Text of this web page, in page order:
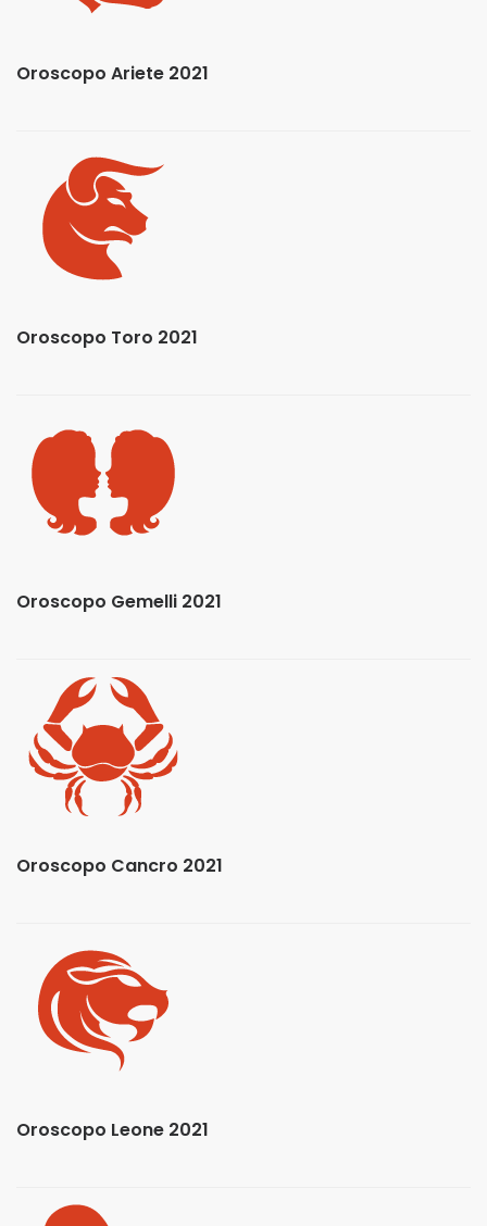
Oroscopo Ariete 2021
Oroscopo Toro 2021
Oroscopo Gemelli 2021
Oroscopo Cancro 2021
Oroscopo Leone 2021